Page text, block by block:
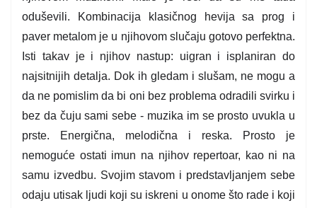
oduševili. Kombinacija klasičnog hevija sa prog i
paver metalom je u njihovom slučaju gotovo perfektna.
Isti takav je i njihov nastup: uigran i isplaniran do
najsitnijih detalja. Dok ih gledam i slušam, ne mogu a
da ne pomislim da bi oni bez problema odradili svirku i
bez da čuju sami sebe - muzika im se prosto uvukla u
prste. Energična, melodična i reska. Prosto je
nemoguće ostati imun na njihov repertoar, kao ni na
samu izvedbu. Svojim stavom i predstavljanjem sebe
odaju utisak ljudi koji su iskreni u onome što rade i koji